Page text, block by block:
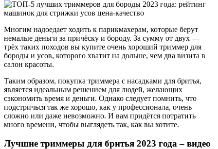
Многим надоедает ходить к парикмахерам, которые берут
немалые деньги за причёску и бороду. За сумму от двух —
трёх таких походов вы купите очень хороший триммер для
бороды и усов, которого хватит на дольше, чем два визита в
салон красоты.
Таким образом, покупка триммера с насадками для бритья,
является идеальным решением для людей, желающих
сэкономить время и деньги. Однако следует помнить, что
подстричься так же хорошо, как у профессионала, очень
сложно или даже невозможно. И вам придётся потратить
много времени, чтобы выглядеть так, как вы хотите.
Лучшие триммеры для бритья 2023 года – видео